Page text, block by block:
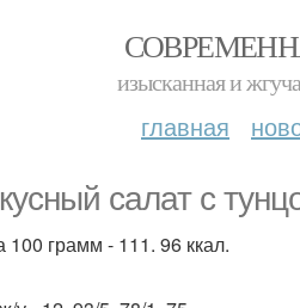
изысканная и
главная
салат с
100 грамм - 111. 96 ккал.